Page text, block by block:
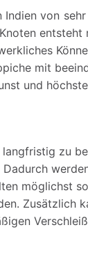
Indien von
mit
und
zu
Dadurch
möglichst
Zusätzlich